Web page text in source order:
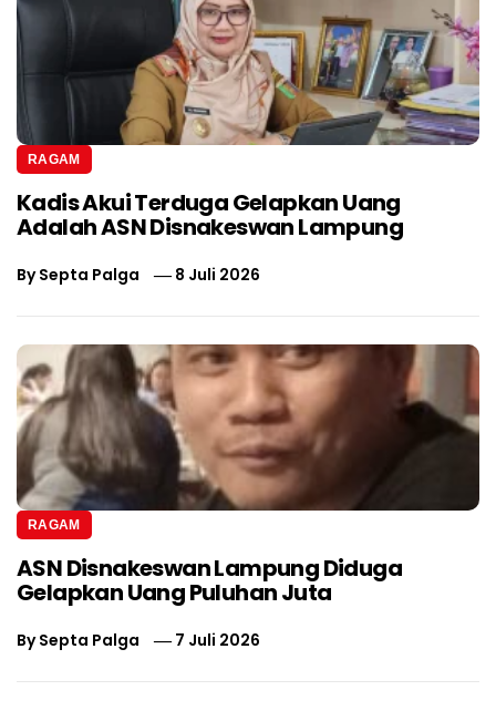
RAGAM
Kadis Akui Terduga Gelapkan Uang
Adalah ASN Disnakeswan Lampung
BySepta Palga 8 Juli 2026
RAGAM
ASN Disnakeswan Lampung Diduga
Gelapkan Uang Puluhan Juta
BySepta Palga 7 Juli 2026